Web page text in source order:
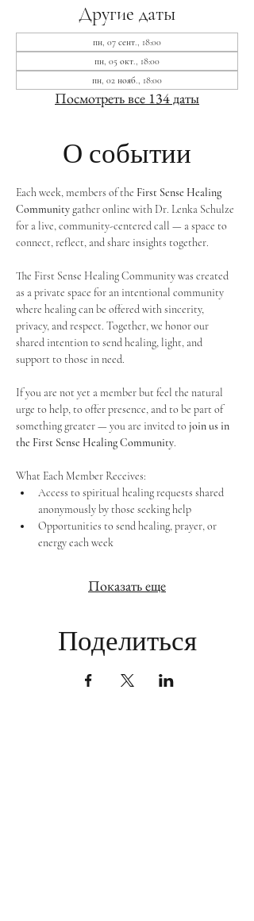
Другие даты
пн, 07 сент., 18:00
пн, 05 окт., 18:00
пн, 02 нояб., 18:00
Посмотреть все 134 даты
О событии
Each week, members of the First Sense Healing
Community gather online with Dr. Lenka Schulze
for a live, community-centered call — a space to
connect, reflect, and share insights together.
The First Sense Healing Community was created
as a private space for an intentional community
where healing can be offered with sincerity,
privacy, and respect. Together, we honor our
shared intention to send healing, light, and
support to those in need.
If you are not yet a member but feel the natural
urge to help, to offer presence, and to be part of
something greater — you are invited to join us in
the First Sense Healing Community.
What Each Member Receives:
Access to spiritual healing requests shared
anonymously by those seeking help
Opportunities to send healing, prayer, or
energy each week
Показать еще
Поделиться